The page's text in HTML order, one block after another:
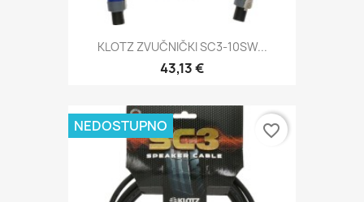
KLOTZ ZVUČNIČKI SC3-10SW...
43,13 €
NEDOSTUPNO favorite_border